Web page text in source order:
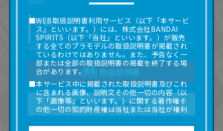
作品
機動戦士クロスボーン・ガンダム
取扱説明書
ご意見フォーム
■WEB取扱説明書利用サービス（以下「本サービ
ス」といいます。）には、株式会社BANDAI
SPIRITS（以下「当社」といいます。）が販売
する全てのプラモデルの取扱説明書が掲載され
ているわけではありません。また、予告なく一
部または全部の取扱説明書の掲載を終了する場
合があります。
■本サービス中に掲載された取扱説明書及びこれ
に含まれる画像、説明文その他一切の内容（以
下「画像等」といいます。）に関する著作権そ
の他一切の知的財産権は当社または当社が権利
の許諾を受ける第三者に帰属します。